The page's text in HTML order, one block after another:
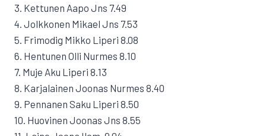
3. Kettunen Aapo Jns 7.49
4. Jolkkonen Mikael Jns 7.53
5. Frimodig Mikko Liperi 8.08
6. Hentunen Olli Nurmes 8.10
7. Muje Aku Liperi 8.13
8. Karjalainen Joonas Nurmes 8.40
9. Pennanen Saku Liperi 8.50
10. Huovinen Joonas Jns 8.55